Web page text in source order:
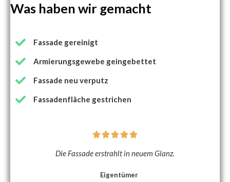
Was haben wir gemacht
Fassade gereinigt
Armierungsgewebe geingebettet
Fassade neu verputz
Fassadenfläche gestrichen

Die Fassade erstrahlt in neuem Glanz.
Eigentümer